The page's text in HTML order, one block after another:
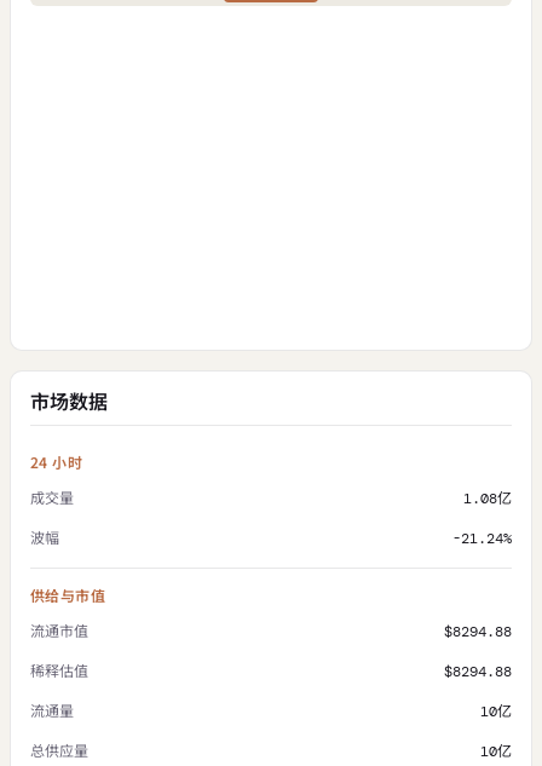
市场数据
24 小时
成交量
1.08亿
波幅 -21.24%
供给与市值
流通市值
$8294.88
稀释估值 $8294.88
流通量 10亿
总供应量 10亿